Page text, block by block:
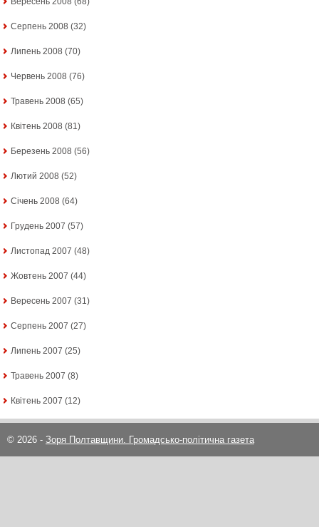
Серпень 2008 (32)
Липень 2008 (70)
Червень 2008 (76)
Травень 2008 (65)
Квітень 2008 (81)
Березень 2008 (56)
Лютий 2008 (52)
Січень 2008 (64)
Грудень 2007 (57)
Листопад 2007 (48)
Жовтень 2007 (44)
Вересень 2007 (31)
Серпень 2007 (27)
Липень 2007 (25)
Травень 2007 (8)
Квітень 2007 (12)
© 2026 - Зоря Полтавщини. Громадсько-політична газета